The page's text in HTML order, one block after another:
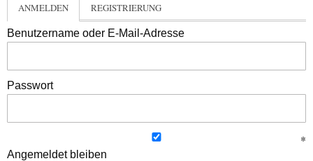
ANMELDEN REGISTRIERUNG
Benutzername oder E-Mail-Adresse
Passwort
Angemeldet bleiben